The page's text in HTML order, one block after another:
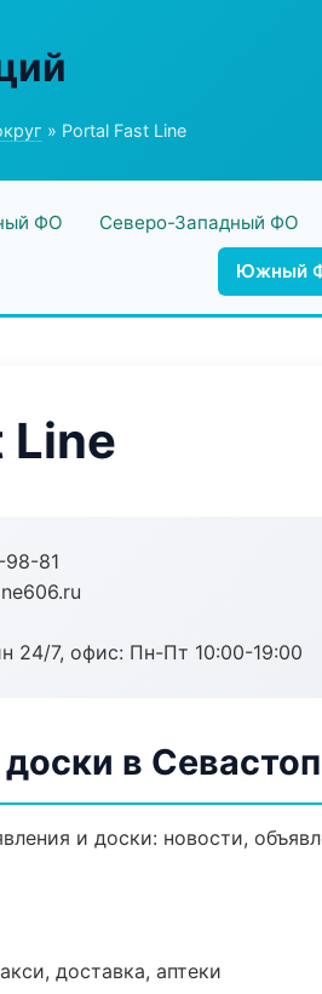
» Portal Fast Line
ФО Северо-Западный ФО
Южный
Line
81
24/7, офис: Пн-Пт 10:00-19:00
в
и доски: новости,
доставка, аптеки